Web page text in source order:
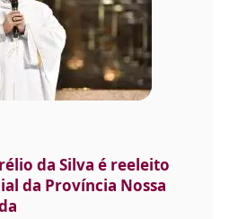
da Silva é reeleito
da Província Nossa